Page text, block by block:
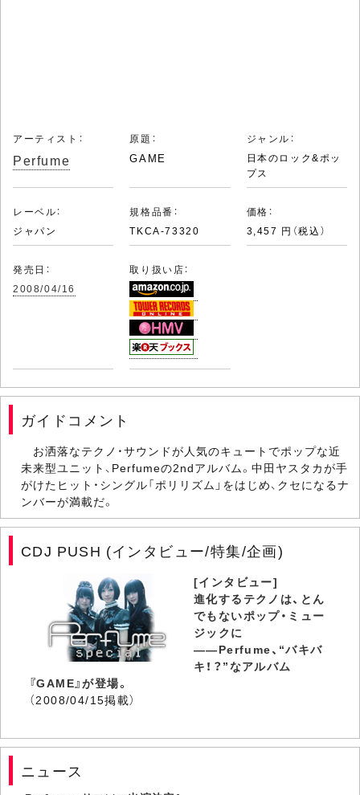
アーティスト：
Perfume
原題：
GAME
ジャンル：
日本のロック&ポッ
プス
レーベル：
ジャパン
規格品番：
TKCA-73320
価格：
3,457 円（税込）
発売日：
2008/04/16
取り扱い店：
ガイドコメント
お洒落なテクノ・サウンドが人気のキュートでポップな近
未来型ユニット、Perfumeの2ndアルバム。中田ヤスタカが手
がけたヒット・シングル「ポリリズム」をはじめ、クセになるナ
ンバーが満載だ。
CDJ PUSH (インタビュー/特集/企画)
[インタビュー]
進化するテクノは、とん
でもないポップ・ミュー
ジックに
――Perfume、“バキバ
キ！？”なアルバム
『GAME』が登場。
（2008/04/15掲載）
ニュース